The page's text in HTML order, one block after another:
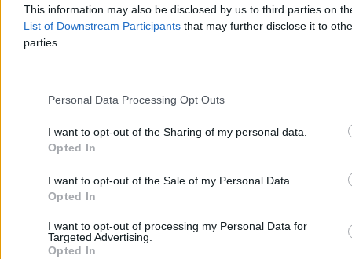
This information may also be disclosed by us to third parties on
List of Downstream Participants that may further disclose it to
parties.
Personal Data Processing Opt Outs
I want to opt-out of the Sharing of my personal data.
Opted In
I want to opt-out of the Sale of my Personal Data.
Opted In
I want to opt-out of processing my Personal Data for
Targeted Advertising.
Opted In
Paweł Żurek
2 min
Świat